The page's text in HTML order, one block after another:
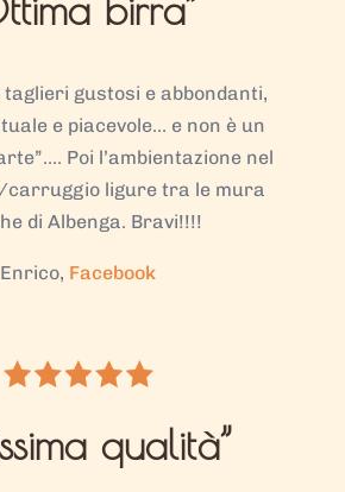
gustosi e abbondanti,
e piacevole… e non è un
Poi l’ambientazione nel
carruggio ligure tra le mura
di Albenga. Bravi!!!!
Enrico, Facebook
qualità”